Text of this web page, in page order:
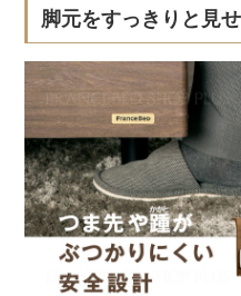
脚元をすっきりと見